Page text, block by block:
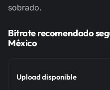
sobrado.
Bitrate recomendado
México
Upload disponible